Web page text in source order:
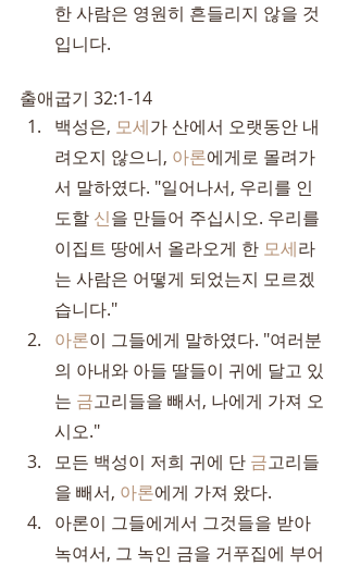
한 사람은 영원히 흔들리지 않을 것
입니다.
출애굽기 32:1-14
백성은, 모세가 산에서 오랫동안 내
려오지 않으니, 아론에게로 몰려가
서 말하였다. "일어나서, 우리를 인
도할 신을 만들어 주십시오. 우리를
이집트 땅에서 올라오게 한 모세라
는 사람은 어떻게 되었는지 모르겠
습니다."
아론이 그들에게 말하였다. "여러분
의 아내와 아들 딸들이 귀에 달고 있
는 금고리들을 빼서, 나에게 가져 오
시오."
모든 백성이 저희 귀에 단 금고리들
을 빼서, 아론에게 가져 왔다.
아론이 그들에게서 그것들을 받아
녹여서, 그 녹인 금을 거푸집에 부어